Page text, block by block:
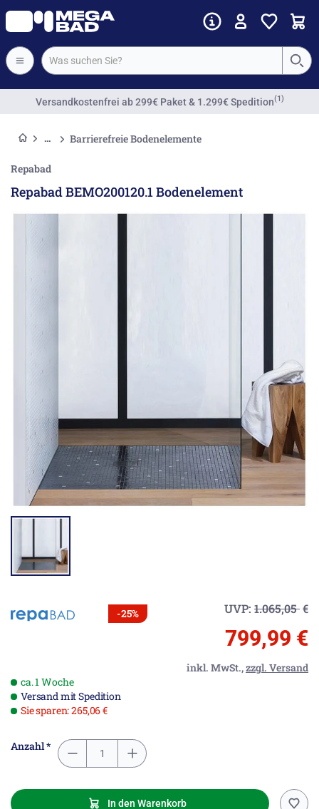
Barrierefreie Bodenelemente
Repabad
Repabad BEMO200120.1 Bodenelement
-25% UVP: 1.065,05€
799,99 €
inkl. MwSt.,zzgl. Versand
ca. 1 Woche
Versand mit Spedition
Sie sparen: 265,06 €
Anzahl *
In den Warenkorb